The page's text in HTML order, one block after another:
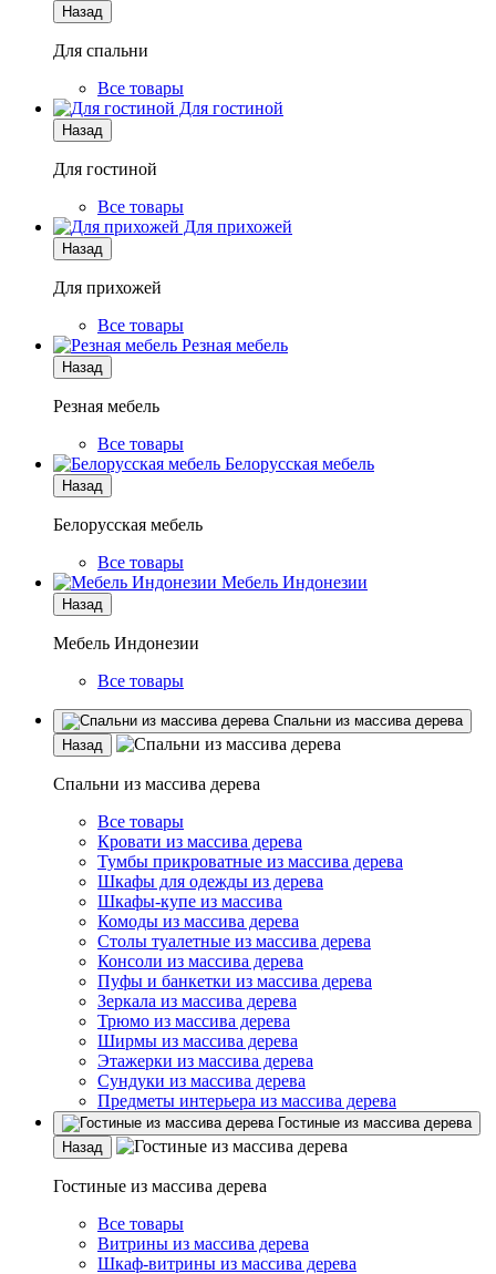
Назад
Для спальни
Все товары
Для гостиной
Назад
Для гостиной
Все товары
Для прихожей
Назад
Для прихожей
Все товары
Резная мебель
Назад
Резная мебель
Все товары
Белорусская мебель
Назад
Белорусская мебель
Все товары
Мебель Индонезии
Назад
Мебель Индонезии
Все товары
Спальни из массива дерева
Назад
Спальни из массива дерева
Все товары
Кровати из массива дерева
Тумбы прикроватные из массива дерева
Шкафы для одежды из дерева
Шкафы-купе из массива
Комоды из массива дерева
Столы туалетные из массива дерева
Консоли из массива дерева
Пуфы и банкетки из массива дерева
Зеркала из массива дерева
Трюмо из массива дерева
Ширмы из массива дерева
Этажерки из массива дерева
Сундуки из массива дерева
Предметы интерьера из массива дерева
Гостиные из массива дерева
Назад
Гостиные из массива дерева
Все товары
Витрины из массива дерева
Шкаф-витрины из массива дерева